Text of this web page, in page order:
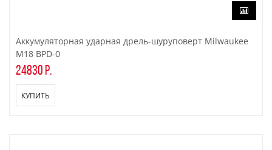
Аккумуляторная ударная дрель-шуруповерт Milwaukee
M18 BPD-0
24830 р.
КУПИТЬ